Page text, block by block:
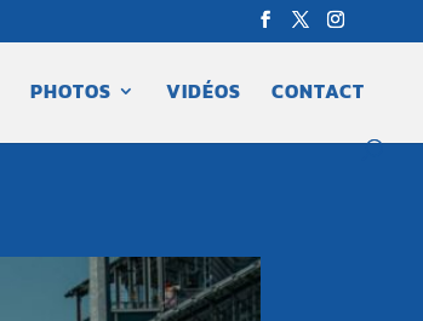
PHOTOS VIDÉOS CONTACT